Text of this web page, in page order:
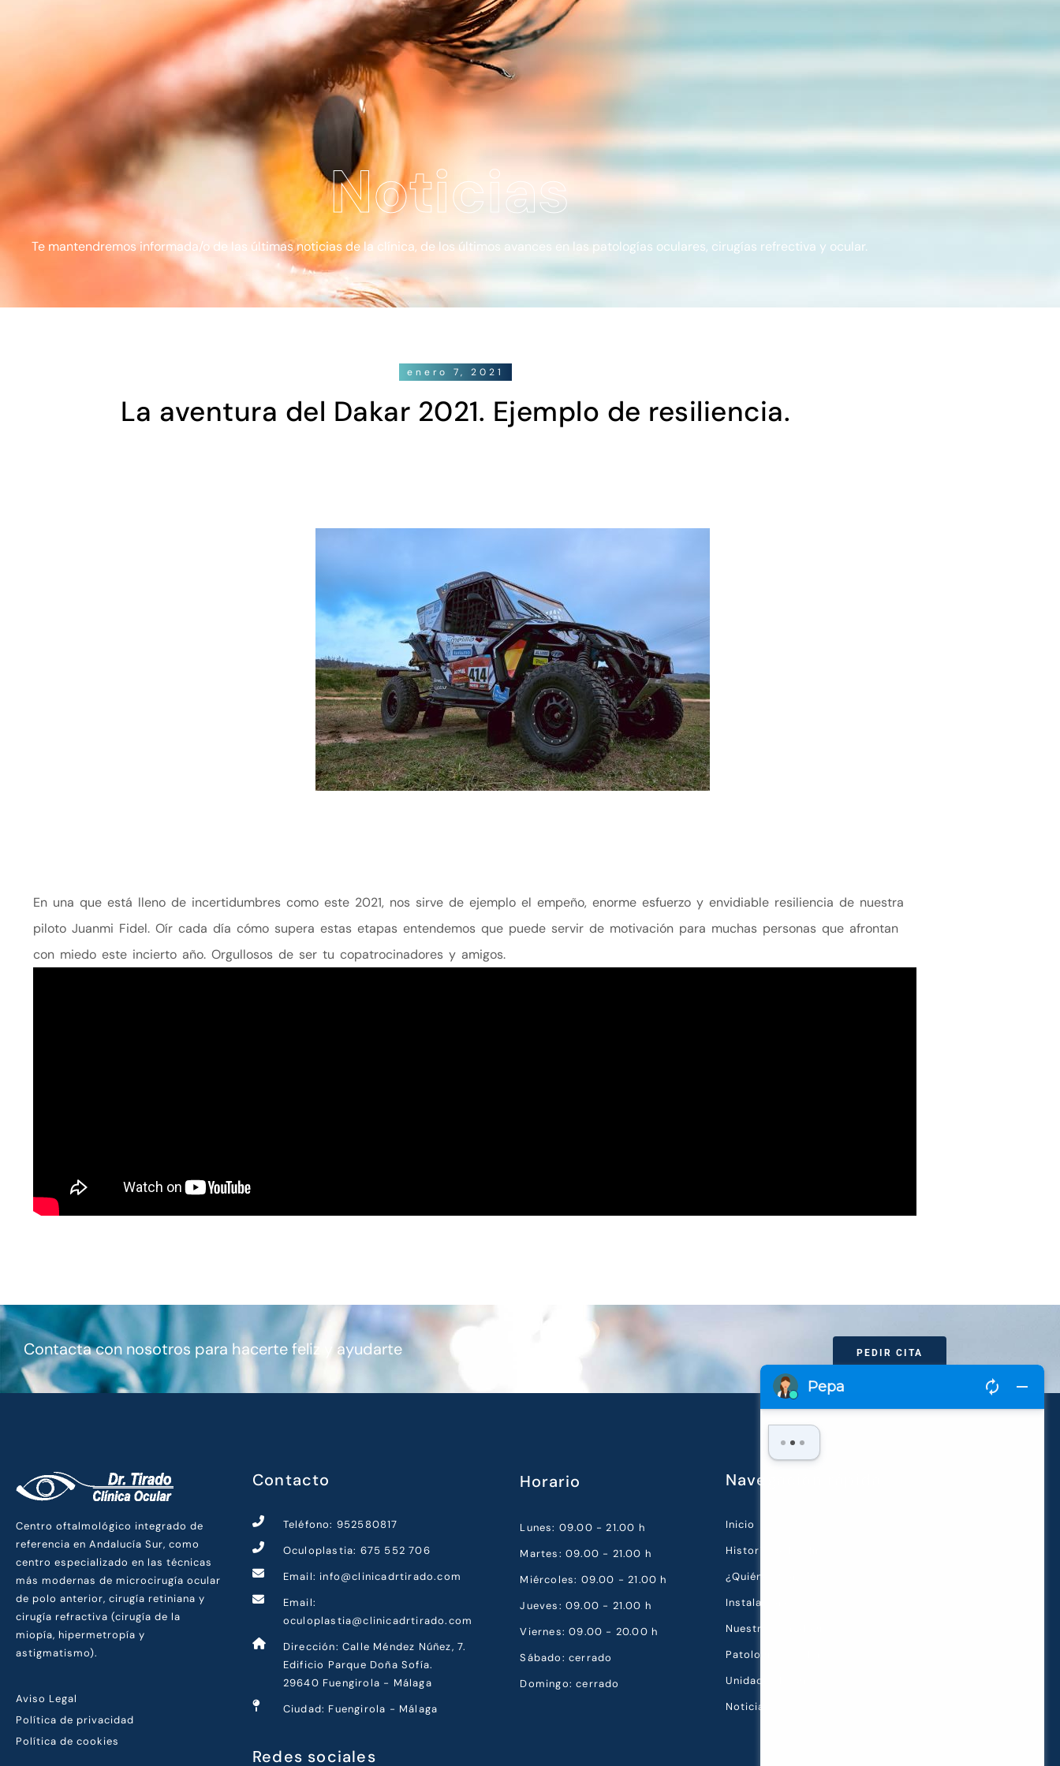
Noticias
Te mantendremos informada/o de las últimas noticias de la clínica, de los últimos avances en las patologías oculares, cirugías refrectiva y ocular.
enero 7, 2021
La aventura del Dakar 2021. Ejemplo de resiliencia.
En una que está lleno de incertidumbres como este 2021, nos sirve de ejemplo el empeño, enorme esfuerzo y envidiable resiliencia de nuestra
piloto Juanmi Fidel. Oír cada día cómo supera estas etapas entendemos que puede servir de motivación para muchas personas que afrontan
con miedo este incierto año. Orgullosos de ser tu copatrocinadores y amigos.
Contacta con nosotros para hacerte feliz y ayudarte PEDIR CITA
Centro oftalmológico integrado de
referencia en Andalucía Sur, como
centro especializado en las técnicas
más modernas de microcirugía ocular
de polo anterior, cirugía retiniana y
cirugía refractiva (cirugía de la
miopía, hipermetropía y
astigmatismo).
Aviso Legal
Política de privacidad
Política de cookies
Contacto
Teléfono: 952580817
Oculoplastia: 675 552 706
Email: info@clinicadrtirado.com
Email:
oculoplastia@clinicadrtirado.com
Dirección: Calle Méndez Núñez, 7.
Edificio Parque Doña Sofía.
29640 Fuengirola - Málaga
Ciudad: Fuengirola - Málaga
Redes sociales
Horario
Lunes: 09.00 - 21.00 h
Martes: 09.00 - 21.00 h
Miércoles: 09.00 - 21.00 h
Jueves: 09.00 - 21.00 h
Viernes: 09.00 - 20.00 h
Sábado: cerrado
Domingo: cerrado
Navegación rápida
Inicio
Historia de la Clínica
¿Quiénes Somos?
Instalaciones
Nuestra Tecnología
Patologías Oculares
Unidades Diagnósticas
Noticias